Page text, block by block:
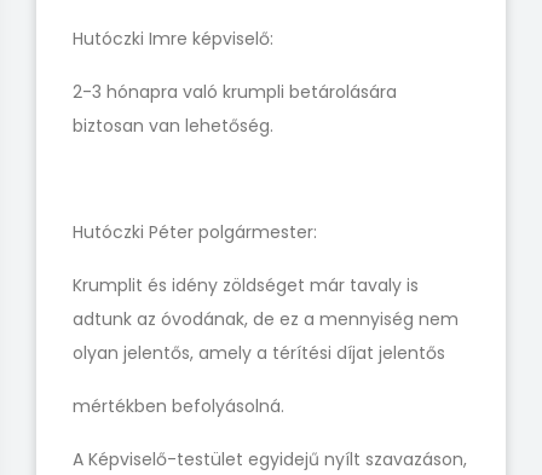
Hutóczki Imre képviselő:
2-3 hónapra való krumpli betárolására
biztosan van lehetőség.
Hutóczki Péter polgármester:
Krumplit és idény zöldséget már tavaly is
adtunk az óvodának, de ez a mennyiség nem
olyan jelentős, amely a térítési díjat jelentős
mértékben befolyásolná.
A Képviselő-testület egyidejű nyílt szavazáson,